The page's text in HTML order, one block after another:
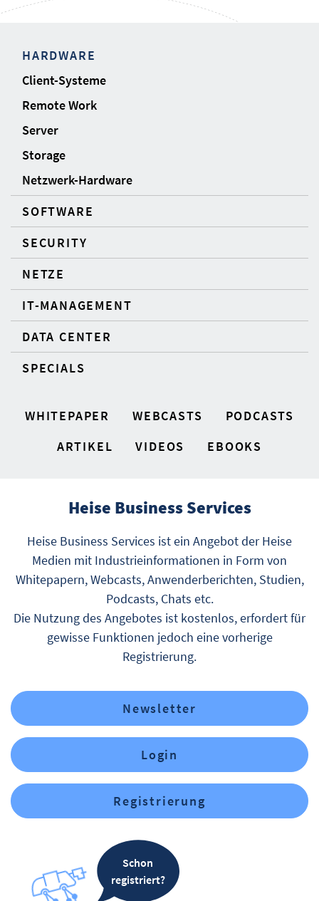
HARDWARE
Client-Systeme
Remote Work
Server
Storage
Netzwerk-Hardware
SOFTWARE
SECURITY
NETZE
IT-MANAGEMENT
DATA CENTER
SPECIALS
WHITEPAPER WEBCASTS
PODCASTS
ARTIKEL
VIDEOS EBOOKS
Heise Business Services
Heise Business Services ist ein Angebot der Heise
Medien mit Industrieinformationen in Form von
Whitepapern, Webcasts, Anwenderberichten, Studien,
Podcasts, Chats etc.
Die Nutzung des Angebotes ist kostenlos, erfordert für
gewisse Funktionen jedoch eine vorherige
Registrierung.
Newsletter
Login
Registrierung
Schon
registriert?